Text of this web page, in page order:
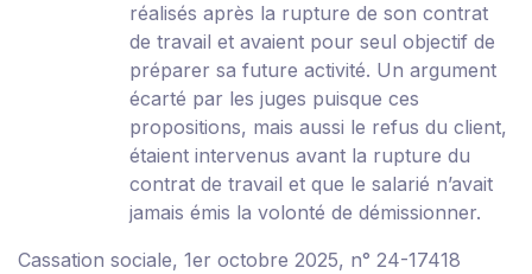
réalisés après la rupture de son contrat
de travail et avaient pour seul objectif de
préparer sa future activité. Un argument
écarté par les juges puisque ces
propositions, mais aussi le refus du client,
étaient intervenus avant la rupture du
contrat de travail et que le salarié n’avait
jamais émis la volonté de démissionner.
Cassation sociale, 1er octobre 2025, n° 24-17418